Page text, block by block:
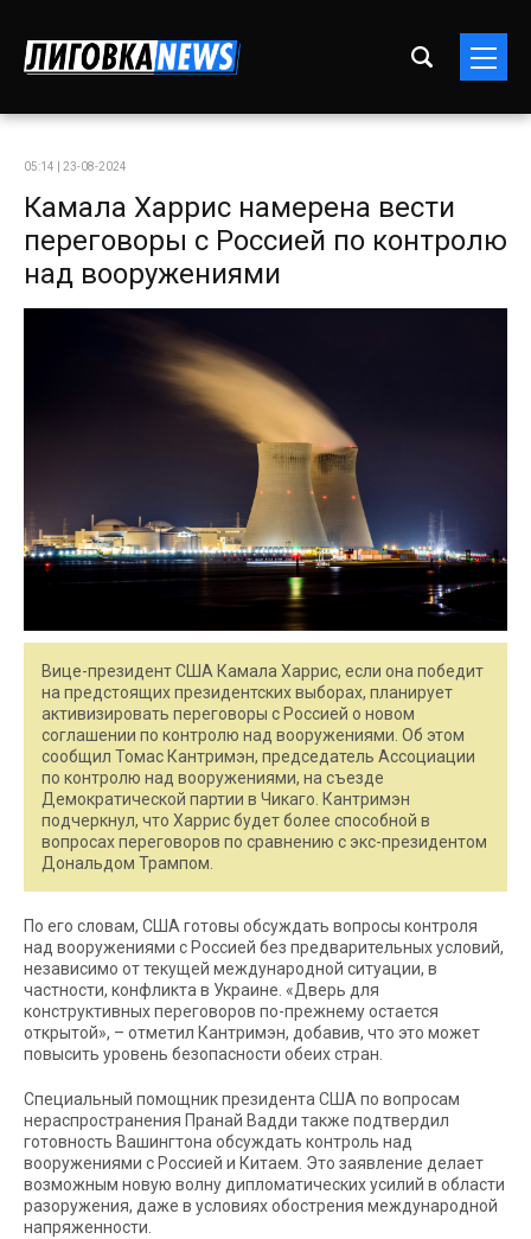
05:14 | 23-08-2024
Камала Харрис намерена вести
переговоры с Россией по контролю
над вооружениями
Вице-президент США Камала Харрис, если она победит
на предстоящих президентских выборах, планирует
активизировать переговоры с Россией о новом
соглашении по контролю над вооружениями. Об этом
сообщил Томас Кантримэн, председатель Ассоциации
по контролю над вооружениями, на съезде
Демократической партии в Чикаго. Кантримэн
подчеркнул, что Харрис будет более способной в
вопросах переговоров по сравнению с экс-президентом
Дональдом Трампом.
По его словам, США готовы обсуждать вопросы контроля
над вооружениями с Россией без предварительных условий,
независимо от текущей международной ситуации, в
частности, конфликта в Украине. «Дверь для
конструктивных переговоров по-прежнему остается
открытой», – отметил Кантримэн, добавив, что это может
повысить уровень безопасности обеих стран.
Специальный помощник президента США по вопросам
нераспространения Пранай Вадди также подтвердил
готовность Вашингтона обсуждать контроль над
вооружениями с Россией и Китаем. Это заявление делает
возможным новую волну дипломатических усилий в области
разоружения, даже в условиях обострения международной
напряженности.